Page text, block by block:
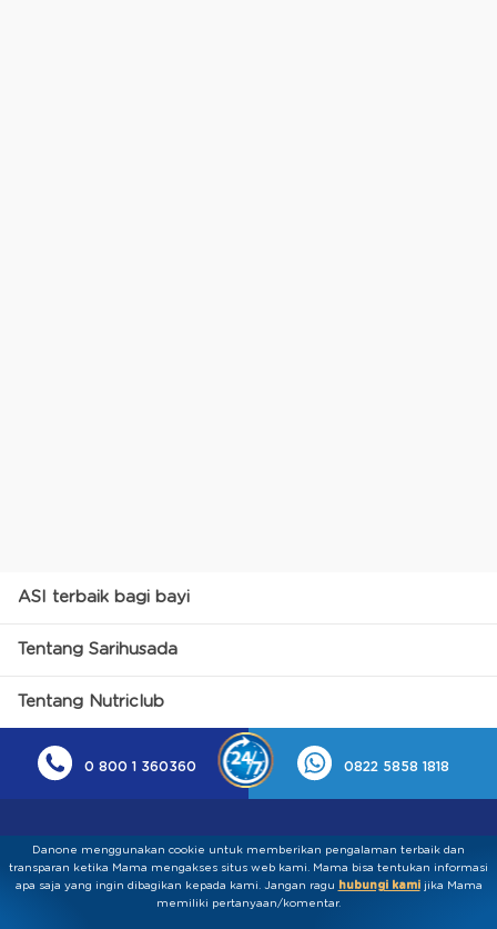
ASI terbaik bagi bayi
Tentang Sarihusada
Tentang Nutriclub
0 800 1 360360 0822 5858 1818
Danone menggunakan cookie untuk memberikan pengalaman terbaik dan
transparan ketika Mama mengakses situs web kami. Mama bisa tentukan informasi
apa saja yang ingin dibagikan kepada kami.​ ​Jangan ragu hubungi kamijika Mama
memiliki pertanyaan/komentar.